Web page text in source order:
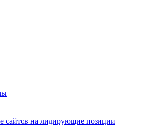
сайтов на лидирующие позиции